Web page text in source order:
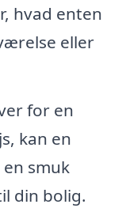
hvad enten
eller
for en
kan en
smuk
din bolig.